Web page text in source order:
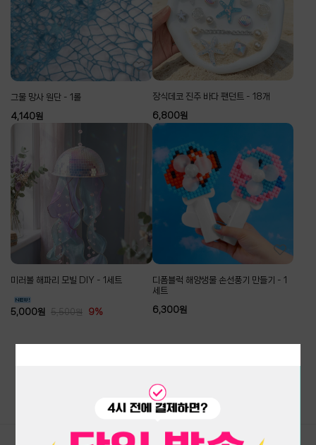
그물 망사 원단 - 1롤
4,140원
장식데코 진주 바다 팬던트 - 18개
6,800원
미러볼 해파리 모빌 DIY - 1세트
5,000원 5,500원 9%
디폼블럭 해양생물 손선풍기 만들기 - 1
세트
6,300원